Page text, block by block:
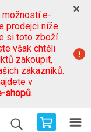
možností e-
prodejci níže
si toto zboží
však chtěli
zakoupit,
zákazníků.
v
shopů.